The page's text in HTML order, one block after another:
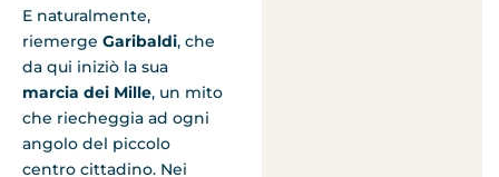
E naturalmente,
riemerge Garibaldi, che
da qui iniziò la sua
marcia dei Mille, un mito
che riecheggia ad ogni
angolo del piccolo
centro cittadino. Nei